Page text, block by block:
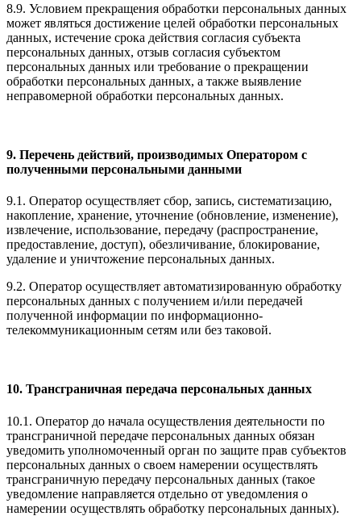
8.9. Условием прекращения обработки персональных данных
может являться достижение целей обработки персональных
данных, истечение срока действия согласия субъекта
персональных данных, отзыв согласия субъектом
персональных данных или требование о прекращении
обработки персональных данных, а также выявление
неправомерной обработки персональных данных.
9. Перечень действий, производимых Оператором с
полученными персональными данными
9.1. Оператор осуществляет сбор, запись, систематизацию,
накопление, хранение, уточнение (обновление, изменение),
извлечение, использование, передачу (распространение,
предоставление, доступ), обезличивание, блокирование,
удаление и уничтожение персональных данных.
9.2. Оператор осуществляет автоматизированную обработку
персональных данных с получением и/или передачей
полученной информации по информационно-
телекоммуникационным сетям или без таковой.
10. Трансграничная передача персональных данных
10.1. Оператор до начала осуществления деятельности по
трансграничной передаче персональных данных обязан
уведомить уполномоченный орган по защите прав субъектов
персональных данных о своем намерении осуществлять
трансграничную передачу персональных данных (такое
уведомление направляется отдельно от уведомления о
намерении осуществлять обработку персональных данных).